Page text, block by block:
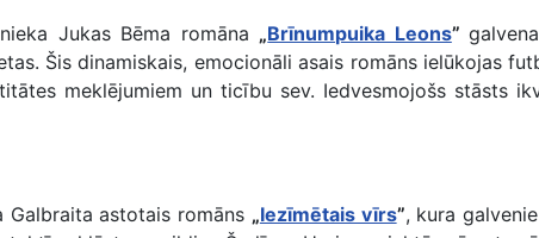
Jukas Bēma romāna „Brīnumpuika Leons”
Šis dinamiskais, emocionāli asais romāns ielūkojas
meklējumiem un ticību sev. Iedvesmojošs stāsts
astotais romāns „Iezīmētais vīrs”, kura